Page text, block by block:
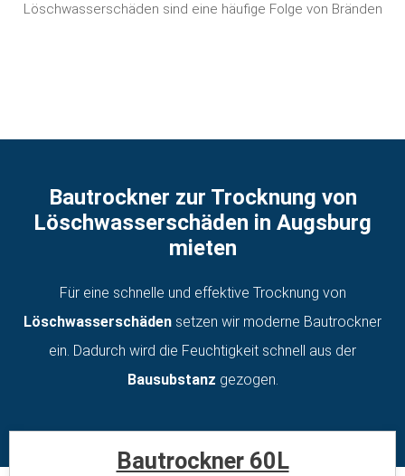
Löschwasserschäden sind eine häufige Folge von Bränden
Bautrockner zur Trocknung von
Löschwasserschäden in Augsburg
mieten
Für eine schnelle und effektive Trocknung von
Löschwasserschäden setzen wir moderne Bautrockner
ein. Dadurch wird die Feuchtigkeit schnell aus der
Bausubstanz gezogen.
Bautrockner 60L